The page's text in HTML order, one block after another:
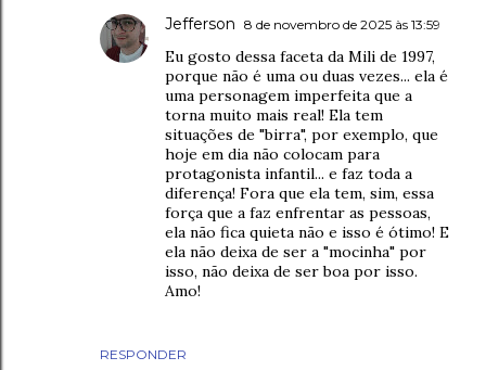
RESPONDER
Jefferson 8 de novembro de 2025 às 13:59
Eu gosto dessa faceta da Mili de 1997,
porque não é uma ou duas vezes... ela é
uma personagem imperfeita que a
torna muito mais real! Ela tem
situações de "birra", por exemplo, que
hoje em dia não colocam para
protagonista infantil... e faz toda a
diferença! Fora que ela tem, sim, essa
força que a faz enfrentar as pessoas,
ela não fica quieta não e isso é ótimo! E
ela não deixa de ser a "mocinha" por
isso, não deixa de ser boa por isso.
Amo!